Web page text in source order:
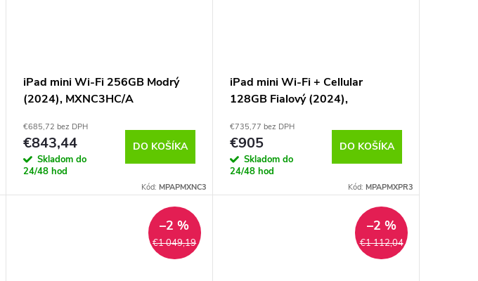
iPad mini Wi-Fi 256GB Modrý
(2024), MXNC3HC/A
€685,72 bez DPH
€843,44
Skladom do
24/48 hod
DO KOŠÍKA
Kód: MPAPMXNC3
iPad mini Wi-Fi + Cellular
128GB Fialový (2024),
€735,77 bez DPH
€905
Skladom do
24/48 hod
DO KOŠÍKA
Kód: MPAPMXPR3
€1 049,19
–2 %
€1 112,04
–2 %